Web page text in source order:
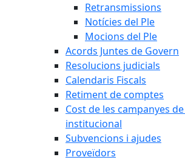
Retransmissions
Notícies del Ple
Mocions del Ple
Acords Juntes de Govern
Resolucions judicials
Calendaris Fiscals
Retiment de comptes
Cost de les campanyes
institucional
Subvencions i ajudes
Proveïdors